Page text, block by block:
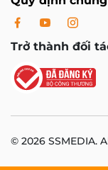
Trở thành đối
© 2026 SSMEDIA.